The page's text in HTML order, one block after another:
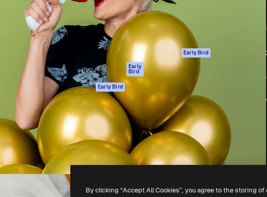
AI-billedgenerator
AI-videogenerator
AI-
stemmegenerator
Stockindhold
Claude/ChatGPT
Early
Bird
Agenter Early Bird
API
Mobilapp
Alle Magnific
værktøjer
Dokumentation
Support
Vilkår for brug
Privatlivspolitik
Early Bird
Cookies politik
Tillidscenter
Virksomhed
Søgetrends
Sælg
Leder du
Company S.L.U. Alle rettigheder forbeholdes.
By clicking “Accept All Cookies”, you agree to the storing